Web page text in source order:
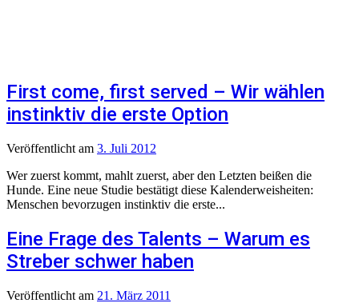
First come, first served – Wir wählen
instinktiv die erste Option
Veröffentlicht am 3. Juli 2012
Wer zuerst kommt, mahlt zuerst, aber den Letzten beißen die
Hunde. Eine neue Studie bestätigt diese Kalenderweisheiten:
Menschen bevorzugen instinktiv die erste...
Eine Frage des Talents – Warum es
Streber schwer haben
Veröffentlicht am 21. März 2011